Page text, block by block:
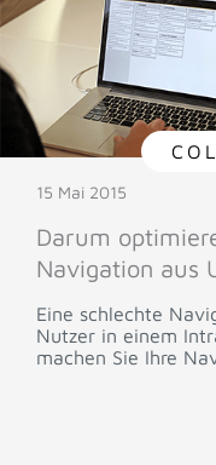
15 Mai 2015
Darum
Navigation aus
Eine schlechte
Nutzer in einem
machen Sie Ihre